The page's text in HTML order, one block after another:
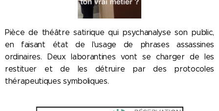
Pièce de théâtre satirique qui psychanalyse son public,
en faisant état de l'usage de phrases assassines
ordinaires. Deux laborantines vont se charger de les
restituer et de les détruire par des protocoles
thérapeutiques symboliques.